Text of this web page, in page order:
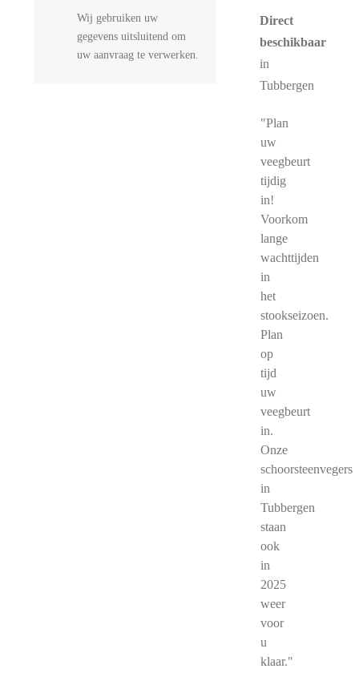
Wij gebruiken uw
gegevens uitsluitend om
uw aanvraag te verwerken.
Direct
beschikbaar
in
Tubbergen
"Plan
uw
veegbeurt
tijdig
in!
Voorkom
lange
wachttijden
in
het
stookseizoen.
Plan
op
tijd
uw
veegbeurt
in.
Onze
schoorsteenvegers
in
Tubbergen
staan
ook
in
2025
weer
voor
u
klaar."